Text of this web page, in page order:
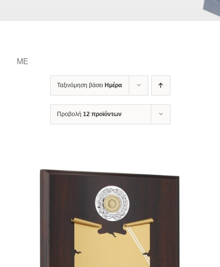
ΜΕ
Ταξινόμηση βάσει Ημέρα
Προβολή 12 προϊόντων
ΛΕΠΤΟΜΈΡΕΙΕΣ